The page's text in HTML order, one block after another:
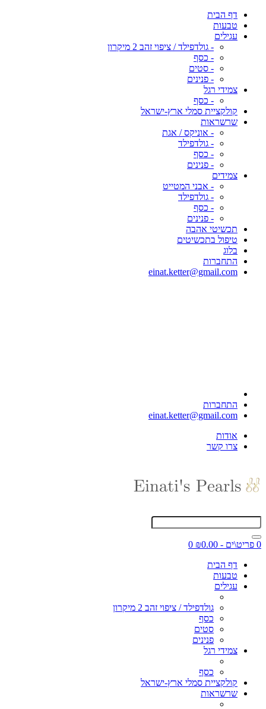
דף הבית
טבעות
עגילים
- גולדפילד / ציפוי זהב 2 מיקרון
- כסף
- סטים
- פנינים
צמידי רגל
- כסף
קולקציית סמלי ארץ-ישראל
שרשראות
- אוניקס / אגת
- גולדפילד
- כסף
- פנינים
צמידים
- אבני המטייט
- גולדפילד
- כסף
- פנינים
תכשיטי אהבה
טיפול בתכשיטים
בלוג
התחברות
einat.ketter@gmail.com
התחברות
einat.ketter@gmail.com
אודות
צרו קשר
0 פריט\ים - ₪0.00
0
דף הבית
טבעות
עגילים
גולדפילד / ציפוי זהב 2 מיקרון
כסף
סטים
פנינים
צמידי רגל
כסף
קולקציית סמלי ארץ-ישראל
שרשראות